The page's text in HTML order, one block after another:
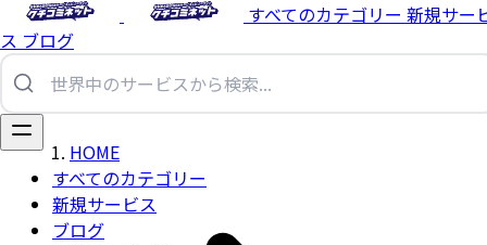
すべてのカテゴリー 新規サー
ス ブログ
すべてのカテゴリー
新規サービス
ブログ
HOME